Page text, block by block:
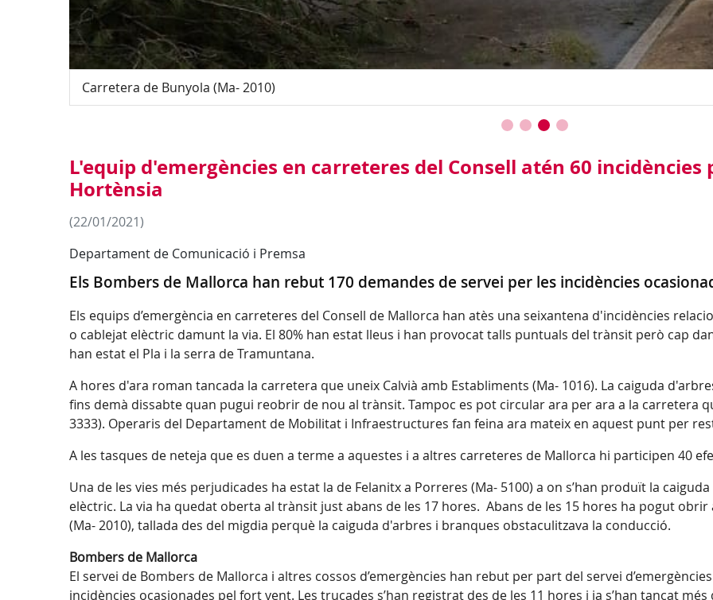
Carretera de Bunyola (Ma- 2010)
L'equip d'emergències en carreteres del Consell atén 60
Hortènsia
(22/01/2021)
Departament de Comunicació i Premsa
Els Bombers de Mallorca han rebut 170 demandes de servei per les incidències
Els equips d’emergència en carreteres del Consell de Mallorca han atès una seixantena d'incidències
o cablejat elèctric damunt la via. El 80% han estat lleus i han provocat talls puntuals del trànsit però cap
han estat el Pla i la serra de Tramuntana.
A hores d'ara roman tancada la carretera que uneix Calvià amb Establiments (Ma- 1016). La caiguda
fins demà dissabte quan pugui reobrir de nou al trànsit. Tampoc es pot circular ara per ara a la carretera
3333). Operaris del Departament de Mobilitat i Infraestructures fan feina ara mateix en aquest punt per
A les tasques de neteja que es duen a terme a aquestes i a altres carreteres de Mallorca hi participen 40
Una de les vies més perjudicades ha estat la de Felanitx a Porreres (Ma- 5100) a on s’han produït la
elèctric. La via ha quedat oberta al trànsit just abans de les 17 hores. Abans de les 15 hores ha pogut
(Ma- 2010), tallada des del migdia perquè la caiguda d'arbres i branques obstaculitzava la conducció.
Bombers de Mallorca
El servei de Bombers de Mallorca i altres cossos d’emergències han rebut per part del servei
incidències ocasionades pel fort vent. Les trucades s’han registrat des de les 11 hores i ja s’han tancat més